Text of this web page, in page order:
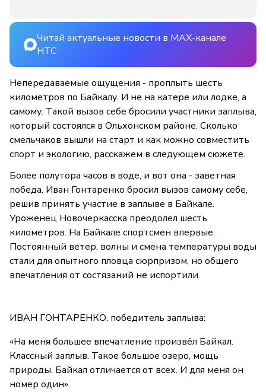
Читай актуальные новости в MAX-канале
НТС
Непередаваемые ощущения - проплыть шесть
километров по Байкалу. И не на катере или лодке, а
самому. Такой вызов себе бросили участники заплыва,
который состоялся в Ольхонском районе. Сколько
смельчаков вышли на старт и как можно совместить
спорт и экологию, расскажем в следующем сюжете.
Более полутора часов в воде, и вот она - заветная
победа. Иван Гонтаренко бросил вызов самому себе,
решив принять участие в заплыве в Байкале.
Уроженец Новочеркасска преодолел шесть
километров. На Байкале спортсмен впервые.
Постоянный ветер, волны и смена температуры воды
стали для опытного пловца сюрпризом, но общего
впечатления от состязаний не испортили.
ИВАН ГОНТАРЕНКО, победитель заплыва:
«На меня большее впечатление произвёл Байкал.
Классный заплыв. Такое большое озеро, мощь
природы. Байкал отличается от всех. И для меня он
номер один».